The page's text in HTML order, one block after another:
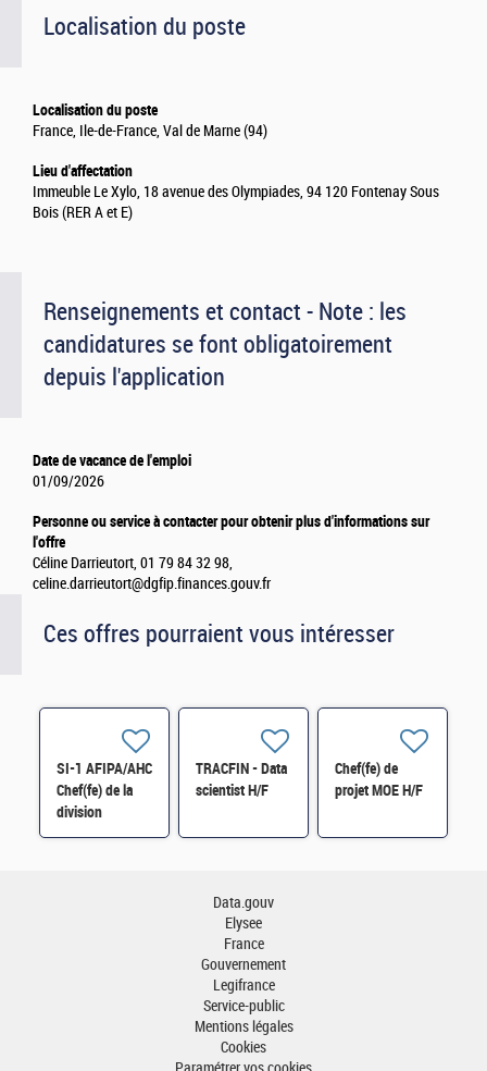
Localisation du poste
Localisation du poste
France, Ile-de-France, Val de Marne (94)
Lieu d'affectation
Immeuble Le Xylo, 18 avenue des Olympiades, 94 120 Fontenay Sous
Bois (RER A et E)
Renseignements et contact - Note : les
candidatures se font obligatoirement
depuis l'application
Date de vacance de l'emploi
01/09/2026
Personne ou service à contacter pour obtenir plus d'informations sur
l'offre
Céline Darrieutort, 01 79 84 32 98,
celine.darrieutort@dgfip.finances.gouv.fr
Ces offres pourraient vous intéresser
SI-1 AFIPA/AHC
Chef(fe) de la
division
technologies et
TRACFIN - Data
scientist H/F
Chef(fe) de
projet MOE H/F
Data.gouv
Elysee
France
Gouvernement
Legifrance
Service-public
Mentions légales
Cookies